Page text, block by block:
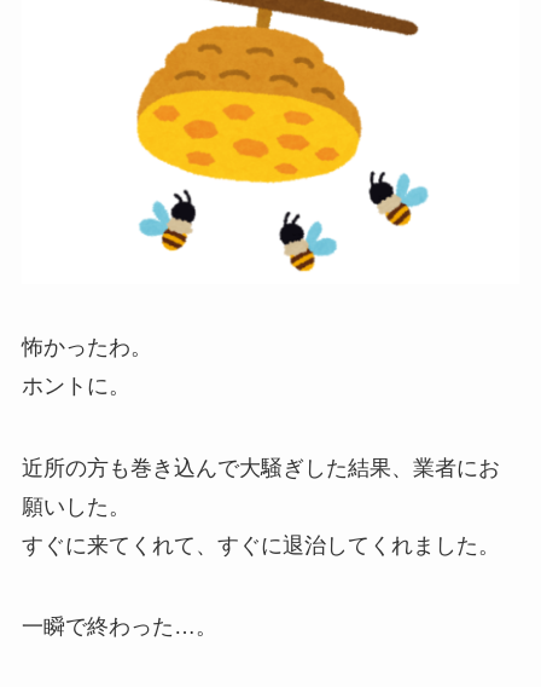
怖かったわ。
ホントに。
近所の方も巻き込んで大騒ぎした結果、業者にお
願いした。
すぐに来てくれて、すぐに退治してくれました。
一瞬で終わった…。